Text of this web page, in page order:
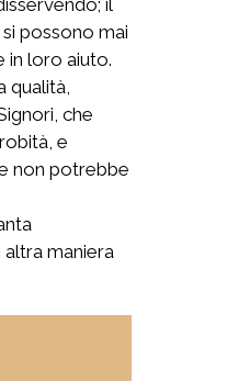
possono mai
in loro aiuto.
qualità,
che
e
non potrebbe
maniera